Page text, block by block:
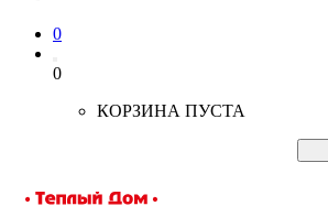
0
0
КОРЗИНА ПУСТА